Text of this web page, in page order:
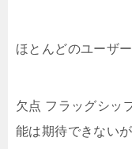
ほとんどのユーザ
欠点 フラッグシッ
能は期待できない